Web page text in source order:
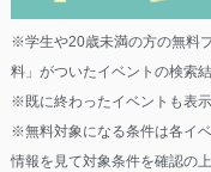
※学生や20歳未満の方の無料
料」がついたイベントの検索
※既に終わったイベントも表示
※無料対象になる条件は各イ
情報を見て対象条件を確認の